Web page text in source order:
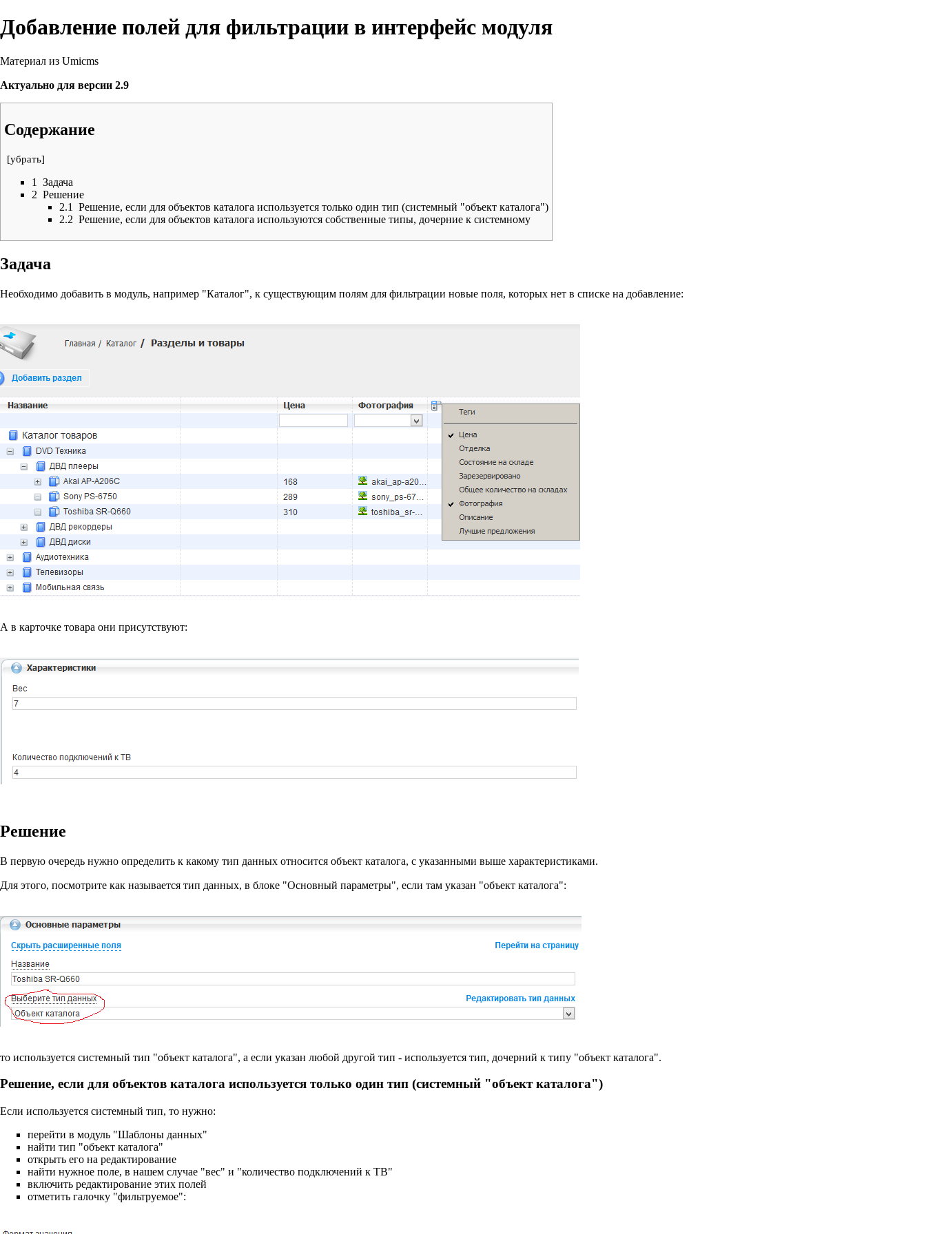
Добавление полей для фильтрации в интерфейс модуля
Материал из Umicms
Актуально для версии 2.9
Содержание
[убрать]
1
Задача
2 Решение
2.1
Решение, если для объектов каталога используется только один тип (системный "объект каталога")
2.2 Решение, если для объектов каталога используются собственные типы, дочерние к системному
Задача
Необходимо добавить в модуль, например "Каталог", к существующим полям для фильтрации новые поля, которых нет в списке на добавление:
А в карточке товара они присутствуют:
Решение
В первую очередь нужно определить к какому тип данных относится объект каталога, с указанными выше характеристиками.
Для этого, посмотрите как называется тип данных, в блоке "Основный параметры", если там указан "объект каталога":
то используется системный тип "объект каталога", а если указан любой другой тип - используется тип, дочерний к типу "объект каталога".
Решение, если для объектов каталога используется только один тип (системный "объект каталога")
Если используется системный тип, то нужно:
перейти в модуль "Шаблоны данных"
найти тип "объект каталога"
открыть его на редактирование
найти нужное поле, в нашем случае "вес" и "количество подключений к ТВ"
включить редактирование этих полей
отметить галочку "фильтруемое":